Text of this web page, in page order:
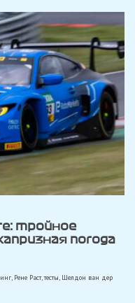
тройное
погода
, Рене Раст,тесты, Шелдон ван дер